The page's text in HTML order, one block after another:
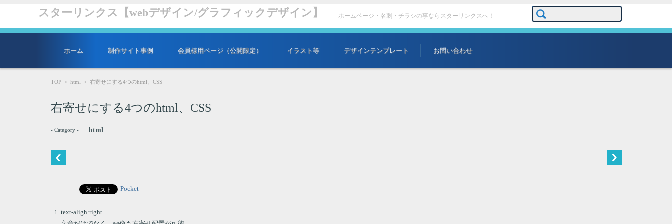
スターリンクス【webデザイン/グラフィックデザイン】 ホームページ・名刺・チラシの事ならスターリンクスへ！
コンテンツに移動
ホーム 制作サイト事例 会員様用ページ（公開限定） イラスト等 デザインテンプレート お問い合わせ
右寄せにする4つのhtml、CSS
html
Pocket
text-aligh:right
文章だけでなく、画像も右寄せ配置が可能。